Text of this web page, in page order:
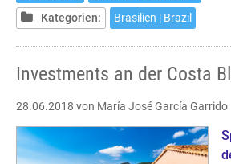
Kategorien:
Brasilien | Brazil
Investments an der Costa
28.06.2018 von María José García Garrido